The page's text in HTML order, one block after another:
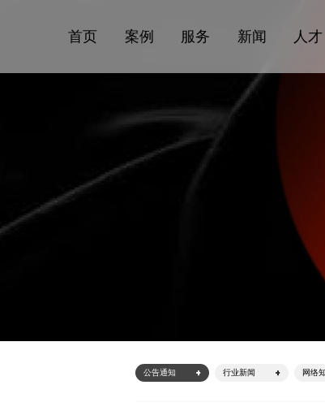
首页 案例 服务 新闻 人才
公告通知 行业新闻 网络